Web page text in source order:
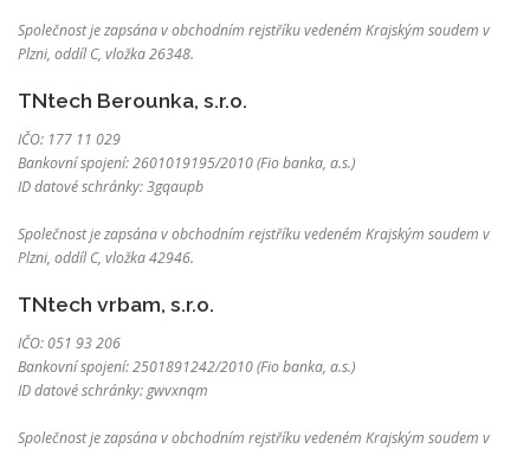
Společnost je zapsána v obchodním rejstříku vedeném Krajským soudem v
Plzni, oddíl C, vložka 26348.
TNtech Berounka, s.r.o.
IČO: 177 11 029
Bankovní spojení: 2601019195/2010 (Fio banka, a.s.)
ID datové schránky: 3gqaupb
Společnost je zapsána v obchodním rejstříku vedeném Krajským soudem v
Plzni, oddíl C, vložka 42946.
TNtech vrbam, s.r.o.
IČO: 051 93 206
Bankovní spojení: 2501891242/2010 (Fio banka, a.s.)
ID datové schránky: gwvxnqm
Společnost je zapsána v obchodním rejstříku vedeném Krajským soudem v